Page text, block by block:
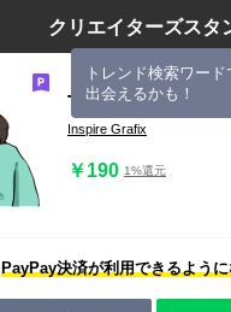
クリエイターズスタ
トレンド検索ワー
出会えるかも！
The Intimate
Inspire Grafix
￥190 1%還元
PayPay決済が利用できるよう